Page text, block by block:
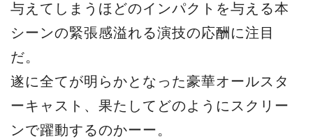
与えてしまうほどのインパクトを与える本
シーンの緊張感溢れる演技の応酬に注目
だ。
遂に全てが明らかとなった豪華オールスタ
ーキャスト、果たしてどのようにスクリー
ンで躍動するのかーー。